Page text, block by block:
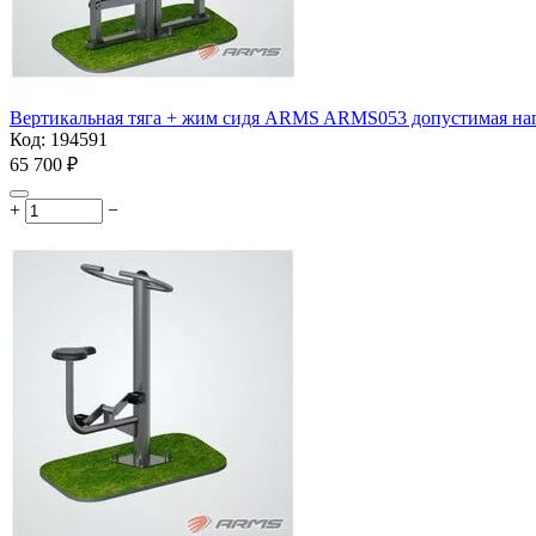
Вертикальная тяга + жим сидя ARMS ARMS053 допустимая
Код: 194591
65 700 ₽
+ −